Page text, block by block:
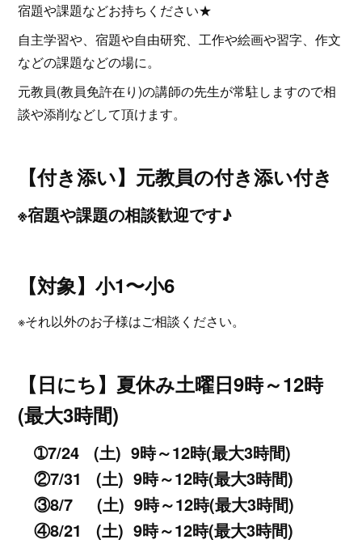
宿題や課題などお持ちください★
自主学習や、宿題や自由研究、工作や絵画や習字、作文
などの課題などの場に。
元教員(教員免許在り)の講師の先生が常駐しますので相
談や添削などして頂けます。
【付き添い】元教員の付き添い付き
※宿題や課題の相談歓迎です♪
【対象】小1〜小6
※それ以外のお子様はご相談ください。
【日にち】 夏休み土曜日9時～12時
(最大3時間)
➀7/24 (土)9時～12時(最大3時間)
②7/31 (土) 9時～12時(最大3時間)
③8/7 (土)9時～12時(最大3時間)
④8/21 (土)9時～12時(最大3時間)